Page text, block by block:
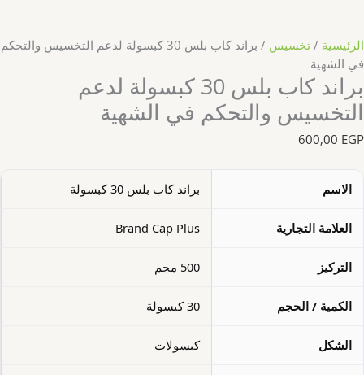
الرئيسية / تخسيس
/ براند كاب بلس 30 كبسولة لدعم التخسيس والتحكم
في الشهية
براند كاب بلس 30 كبسولة لدعم
التخسيس والتحكم في الشهية
600,00 EGP
الاسم براند كاب بلس 30 كبسولة
العلامة التجارية Brand Cap Plus
التركيز 500 مجم
الكمية / الحجم 30 كبسولة
الشكل كبسولات